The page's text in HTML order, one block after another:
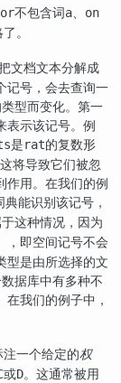
不包含词a、 on
。
文档文本分解成
记号，会去查询一
型而变化。第一
表示该记号。例
是rat的复数形
将导致它们被忽
作用。在我们的例
能识别该记号，
这种情况，因为
，即空间记号不会
型是由所选择的文
据库中有多种不
我们的例子中，
一个给定的权
或D。这通常被用